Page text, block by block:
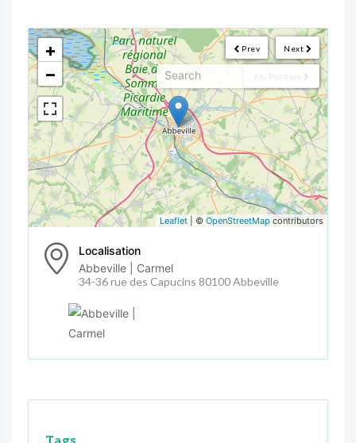
Next
Prev
My Position
<!---->
+
−
Leaflet | © OpenStreetMap contributors
Localisation
Abbeville | Carmel
34-36 rue des Capucins 80100 Abbeville